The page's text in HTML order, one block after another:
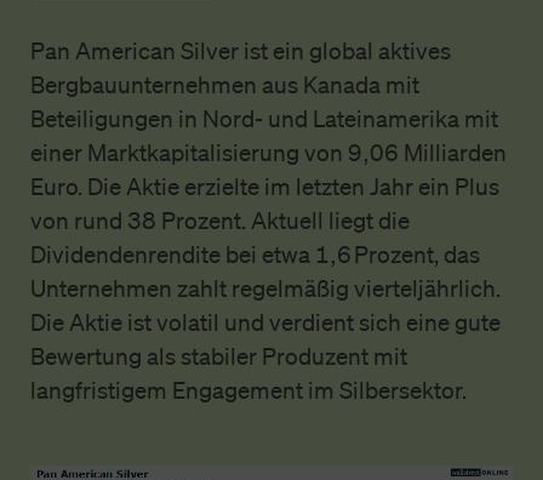
Pan American Silver ist ein global aktives
Bergbauunternehmen aus Kanada mit
Beteiligungen in Nord- und Lateinamerika mit
einer Marktkapitalisierung von 9,06 Milliarden
Euro. Die Aktie erzielte im letzten Jahr ein Plus
von rund 38 Prozent. Aktuell liegt die
Dividendenrendite bei etwa 1,6 Prozent, das
Unternehmen zahlt regelmäßig vierteljährlich.
Die Aktie ist volatil und verdient sich eine gute
Bewertung als stabiler Produzent mit
langfristigem Engagement im Silbersektor.